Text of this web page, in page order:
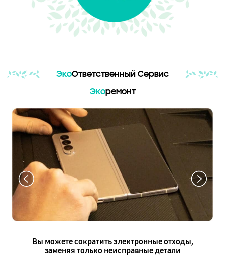
ЭкоОтветственный Сервис
Экоремонт
Вы можете сократить электронные отходы,
заменяя только неисправные детали